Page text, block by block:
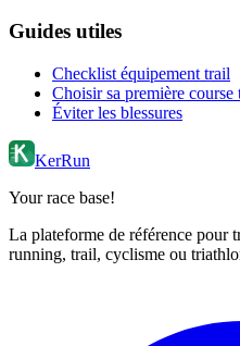
Guides utiles
Checklist équipement trail
Choisir sa première course
Éviter les blessures
KerRun
Your race base!
La plateforme de référence pour
running, trail, cyclisme ou